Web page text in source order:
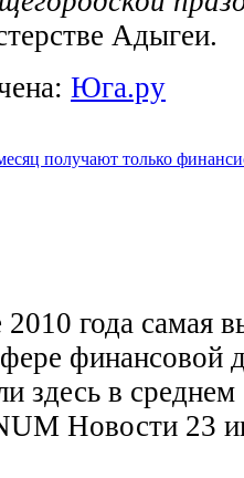
Адыгеи.
Юга.ру
получают только
года самая
финансовой
здесь в
Новости 23